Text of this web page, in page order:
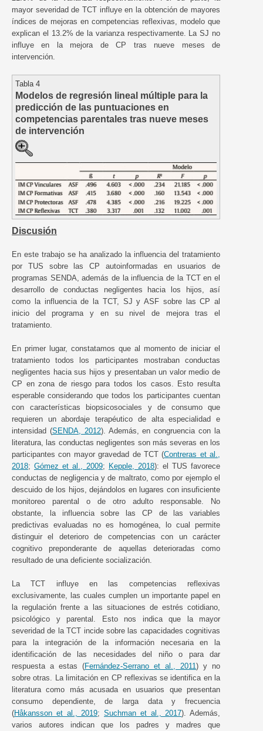
mayor severidad de TCT influye en la obtención de mayores
índices de mejoras en competencias reflexivas, modelo que
explican el 13.2% de la varianza respectivamente. La SJ no
influye en la mejora de CP tras nueve meses de
intervención.
Tabla 4
Modelos de regresión lineal múltiple para la
predicción de las puntuaciones en
competencias parentales tras nueve meses
de intervención
Discusión
En este trabajo se ha analizado la influencia del tratamiento
por TUS sobre las CP autoinformadas en usuarios de
programas SENDA, además de la influencia de la TCT en el
desarrollo de conductas negligentes hacia los hijos, así
como la influencia de la TCT, SJ y ASF sobre las CP al
inicio del programa y en su nivel de mejora tras el
tratamiento.
En primer lugar, constatamos que al momento de iniciar el
tratamiento todos los participantes mostraban conductas
negligentes hacia sus hijos y presentaban un valor medio de
CP en zona de riesgo para todos los casos. Esto resulta
esperable considerando que todos los participantes cuentan
con características biopsicosociales y de consumo que
requieren un abordaje terapéutico de alta especialidad e
intensidad (SENDA, 2012). Además, en congruencia con la
literatura, las conductas negligentes son más severas en los
participantes con mayor gravedad de TCT (Contreras et al.,
2018; Gómez et al., 2009; Kepple, 2018): el TUS favorece
conductas de negligencia y de maltrato, como por ejemplo el
descuido de los hijos, dejándolos en lugares con insuficiente
monitoreo parental o de otro adulto responsable. No
obstante, la influencia sobre las CP de las variables
predictivas evaluadas no es homogénea, lo cual permite
distinguir el deterioro de competencias con un carácter
cognitivo preponderante de aquellas deterioradas como
resultado de una deficiente socialización.
La TCT influye en las competencias reflexivas
exclusivamente, las cuales cumplen un importante papel en
la regulación frente a las situaciones de estrés cotidiano,
psicológico y parental. Esto nos indica que la mayor
severidad de la TCT incide sobre las capacidades cognitivas
para la integración de la información necesaria en la
identificación de las necesidades del niño o para dar
respuesta a estas (Fernández-Serrano et al., 2011) y no
sobre otras. La limitación en CP reflexivas se identifica en la
literatura como más acusada en usuarios que presentan
consumo dependiente, de larga data y frecuencia
(Håkansson et al., 2019; Suchman et al., 2017). Además,
varios autores indican que los padres y madres que